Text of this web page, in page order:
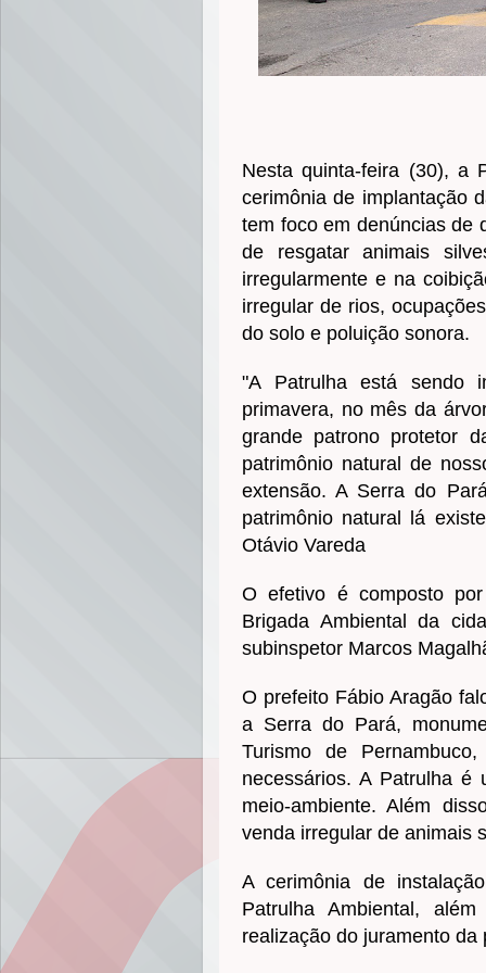
Nesta quinta-feira (30), a
cerimônia de implantação
tem foco em denúncias de
de resgatar animais
irregularmente e na
irregular de rios,
do solo e poluição sonora.
"A Patrulha está sendo
primavera, no mês da
grande patrono protetor
patrimônio natural de
extensão. A Serra do
patrimônio natural lá
Otávio Vareda
O efetivo é composto
Brigada Ambiental da
subinspetor Marcos
O prefeito Fábio Aragão
a Serra do Pará,
Turismo de
necessários. A Patrulha é
meio-ambiente. Além
venda irregular de animais
A cerimônia de
Patrulha Ambiental,
realização do juramento da